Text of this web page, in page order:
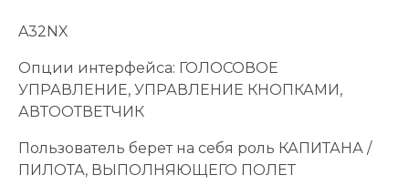
A32NX
Опции интерфейса: ГОЛОСОВОЕ
УПРАВЛЕНИЕ, УПРАВЛЕНИЕ КНОПКАМИ,
АВТООТВЕТЧИК
Пользователь берет на себя роль КАПИТАНА /
ПИЛОТА, ВЫПОЛНЯЮЩЕГО ПОЛЕТ